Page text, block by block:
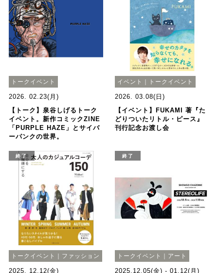
トークイベント
2026. 02.23(月)
【トーク】泉谷しげるトーク
イベント。新作コミックZINE
「PURPLE HAZE」とサイバ
ーパンクの世界。
イベント｜トークイベント
2026. 03.08(日)
【イベント】FUKAMI 著『た
どりついたリトル・ピース』
刊行記念お渡し会
終了
トークイベント｜ファッション
2025. 12.12(金)
終了
トークイベント｜アート
2025.12.05(金) - 01.12(月)